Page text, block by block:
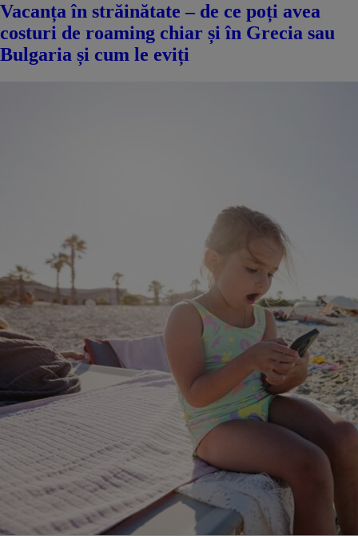
Vacanța în străinătate – de ce poți avea
costuri de roaming chiar și în Grecia sau
Bulgaria și cum le eviți